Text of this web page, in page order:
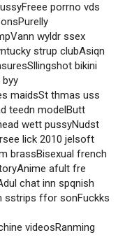
porrno vds
wyldr ssex
strup clubAsiqn
bikini
byy
maidsSt thmas uss
teedn modelButt
wett pussyNudst
lick 2010 jelsoft
brassBisexual french
afult fre
chat inn spqnish
sstrips ffor sonFuckks
videosRanming